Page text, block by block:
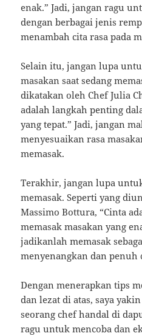
enak.” Jadi, jangan ragu
dengan berbagai jenis
menambah cita rasa pada
Selain itu, jangan lupa
masakan saat sedang
dikatakan oleh Chef Julia
adalah langkah penting
yang tepat.” Jadi, jangan
menyesuaikan rasa
memasak.
Terakhir, jangan lupa
memasak. Seperti yang
Massimo Bottura, “Cinta
memasak masakan yang
jadikanlah memasak
menyenangkan dan penuh
Dengan menerapkan tips
dan lezat di atas, saya
seorang chef handal di
ragu untuk mencoba dan